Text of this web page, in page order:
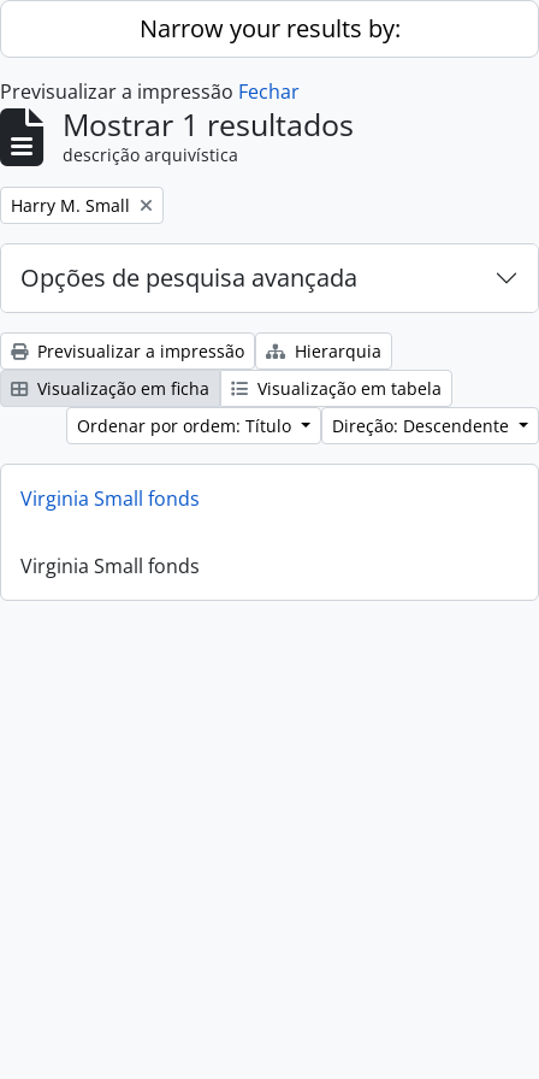
Skip to main contentNarrow your results by:
Previsualizar a impressão Fechar
Mostrar 1 resultados
descrição arquivística
Remove filter:
Harry M. Small
Opções de pesquisa avançada
Previsualizar a impressão
Hierarquia
Visualização em ficha
Visualização em tabela
Ordenar por ordem: Título
Direção: Descendente
Virginia Small fonds
Virginia Small fonds